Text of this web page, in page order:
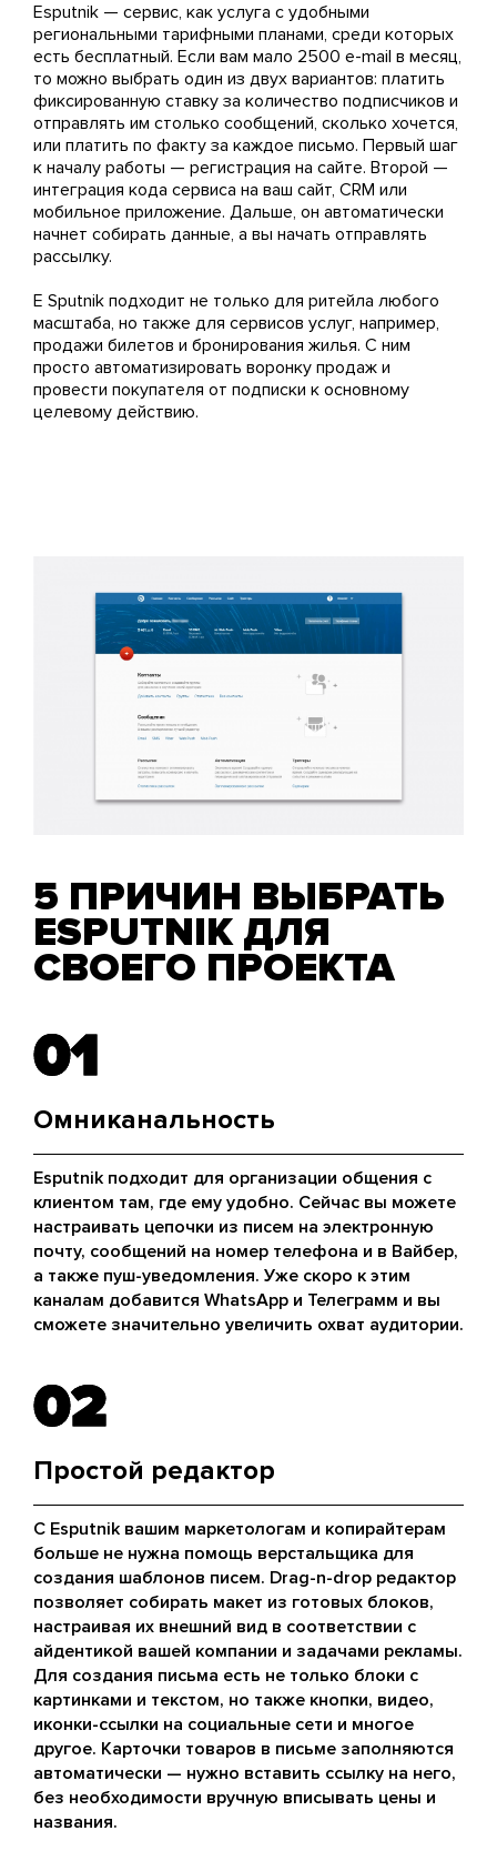
Esputnik — сервис, как услуга с удобными
региональными тарифными планами, среди которых
есть бесплатный. Если вам мало 2500 e-mail в месяц,
то можно выбрать один из двух вариантов: платить
фиксированную ставку за количество подписчиков и
отправлять им столько сообщений, сколько хочется,
или платить по факту за каждое письмо. Первый шаг
к началу работы — регистрация на сайте. Второй —
интеграция кода сервиса на ваш сайт, CRM или
мобильное приложение. Дальше, он автоматически
начнет собирать данные, а вы начать отправлять
рассылку.
E Sputnik подходит не только для ритейла любого
масштаба, но также для сервисов услуг, например,
продажи билетов и бронирования жилья. С ним
просто автоматизировать воронку продаж и
провести покупателя от подписки к основному
целевому действию.
5 ПРИЧИН ВЫБРАТЬ
ESPUTNIK ДЛЯ
СВОЕГО ПРОЕКТА
01
01
Омниканальность
Esputnik подходит для организации общения с
клиентом там, где ему удобно. Сейчас вы можете
настраивать цепочки из писем на электронную
почту, сообщений на номер телефона и в Вайбер,
а также пуш-уведомления. Уже скоро к этим
каналам добавится WhatsApp и Телеграмм и вы
сможете значительно увеличить охват аудитории.
02
02
Простой редактор
С Esputnik вашим маркетологам и копирайтерам
больше не нужна помощь верстальщика для
создания шаблонов писем. Drag-n-drop редактор
позволяет собирать макет из готовых блоков,
настраивая их внешний вид в соответствии с
айдентикой вашей компании и задачами рекламы.
Для создания письма есть не только блоки с
картинками и текстом, но также кнопки, видео,
иконки-ссылки на социальные сети и многое
другое. Карточки товаров в письме заполняются
автоматически — нужно вставить ссылку на него,
без необходимости вручную вписывать цены и
названия.